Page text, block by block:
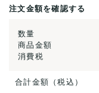
注文金額を確認する
数量
商品金額
消費税
合計金額（税込）